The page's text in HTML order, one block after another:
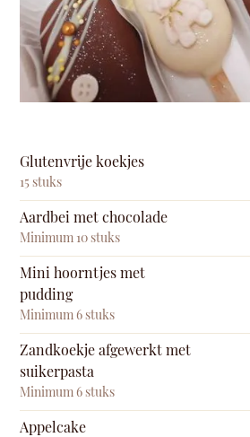
Glutenvrije koekjes
15 stuks
Aardbei met chocolade
Minimum 10 stuks
Mini hoorntjes met
pudding
Minimum 6 stuks
Zandkoekje afgewerkt met
suikerpasta
Minimum 6 stuks
Appelcake